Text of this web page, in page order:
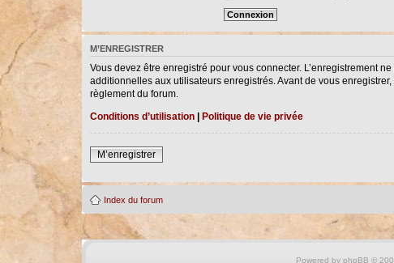
M’ENREGISTRER
Vous devez être enregistré pour vous connecter. L’enregistrement
additionnelles aux utilisateurs enregistrés. Avant de vous
règlement du forum.
Conditions d’utilisation| Politique de vie privée
M’enregistrer
Index du forum
Powered by phpBB ©